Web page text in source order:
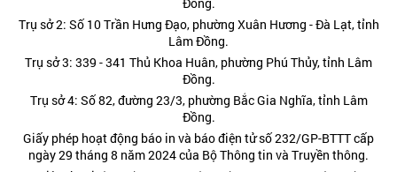
Trụ sở 2: Số 10 Trần Hưng Đạo, phường Xuân Hương - Đà Lạt, tỉnh
Lâm Đồng.
Trụ sở 3: 339 - 341 Thủ Khoa Huân, phường Phú Thủy, tỉnh Lâm
Đồng.
Trụ sở 4: Số 82, đường 23/3, phường Bắc Gia Nghĩa, tỉnh Lâm
Đồng.
Giấy phép hoạt động báo in và báo điện tử số 232/GP-BTTT cấp
ngày 29 tháng 8 năm 2024 của Bộ Thông tin và Truyền thông.